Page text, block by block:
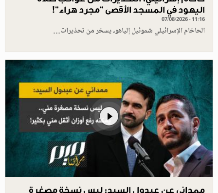
اليهود في المسجد الأقصى "مجرد هراء"!
07/08/2026 - 11:16
الحاخام الإسرائيلي شموئيل إلياهو، يسخر من تحذيرات…
ممداني عن عبدول السيد: ليس نسخة مصغرة